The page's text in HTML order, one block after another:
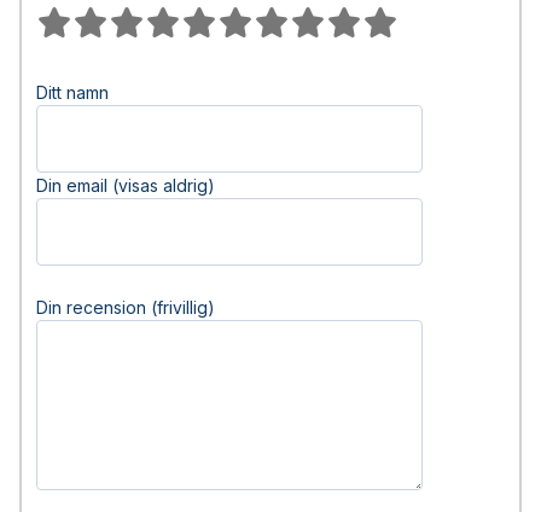
Ditt namn
Din email (visas aldrig)
Din recension (frivillig)